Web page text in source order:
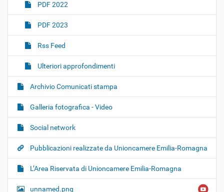
PDF 2022
PDF 2023
Rss Feed
Ulteriori approfondimenti
Archivio Comunicati stampa
Galleria fotografica - Video
Social network
Pubblicazioni realizzate da Unioncamere Emilia-Romagna
L’Area Riservata di Unioncamere Emilia-Romagna
unnamed.png